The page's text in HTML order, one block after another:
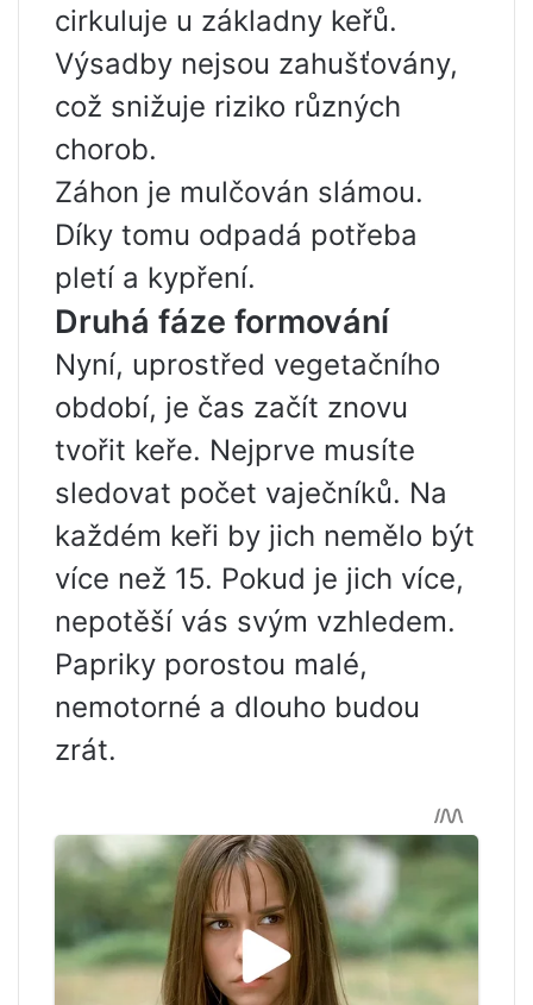
cirkuluje u základny keřů.
Výsadby nejsou zahušťovány,
což snižuje riziko různých
chorob.
Záhon je mulčován slámou.
Díky tomu odpadá potřeba
pletí a kypření.
Druhá fáze formování
Nyní, uprostřed vegetačního
období, je čas začít znovu
tvořit keře. Nejprve musíte
sledovat počet vaječníků. Na
každém keři by jich nemělo být
více než 15. Pokud je jich více,
nepotěší vás svým vzhledem.
Papriky porostou malé,
nemotorné a dlouho budou
zrát.